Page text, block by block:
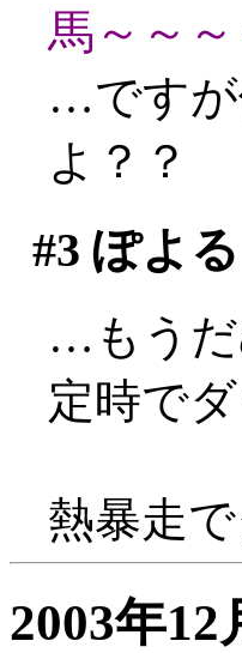
馬～～
…ですが
よ？？
#3 ぽよる
…もうだ
定時で
熱暴走
2003年12